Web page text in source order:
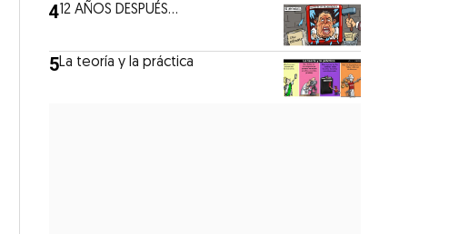
4 12 AÑOS DESPUÉS...
5La teoría y la práctica